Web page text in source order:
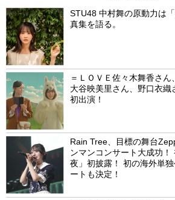
STU48 中村舞の原動力は
真集を語る。
＝ＬＯＶＥ佐々木舞香さん
大谷映美里さん、野口衣織
初出演！
Rain Tree、目標の舞台
ンマンコンサート大成功
夜」初披露！ 初の海外単
ートも決定！